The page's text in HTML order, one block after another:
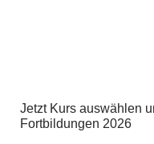
Jetzt Kurs auswählen
Fortbildungen 2026